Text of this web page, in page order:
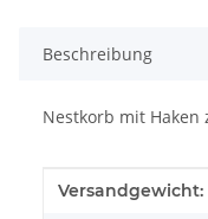
Beschreibung
Nestkorb mit
Wert
Versandgewicht: